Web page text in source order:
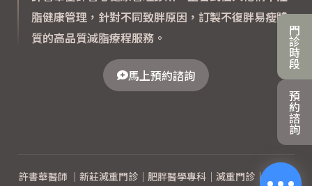
門
診
時
段
預
約
諮
詢
脂健康管理，針對不同致胖原因，訂製不復胖易瘦體
質的高品質減脂療程服務。
馬上預約諮詢
許書華醫師 ｜新莊減重門診｜肥胖醫學專科｜減重門診｜體重管